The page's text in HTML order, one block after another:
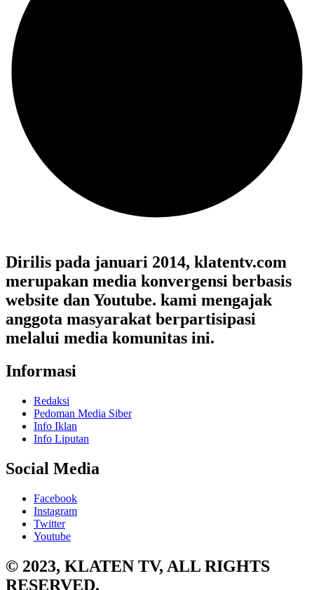
Dirilis pada januari 2014, klatentv.com
merupakan media konvergensi berbasis
website dan Youtube. kami mengajak
anggota masyarakat berpartisipasi
melalui media komunitas ini.
Informasi
Redaksi
Pedoman Media Siber
Info Iklan
Info Liputan
Social Media
Facebook
Instagram
Twitter
Youtube
© 2023, KLATEN TV, ALL RIGHTS
RESERVED.